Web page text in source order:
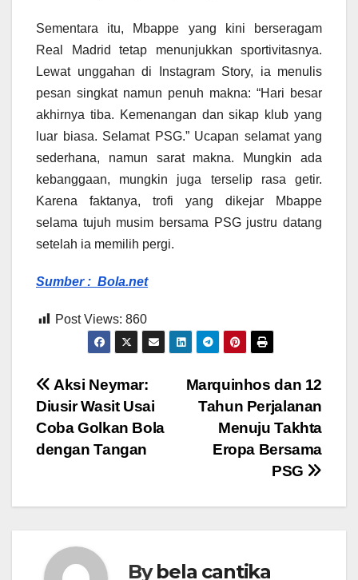
Sementara itu, Mbappe yang kini berseragam
Real Madrid tetap menunjukkan sportivitasnya.
Lewat unggahan di Instagram Story, ia menulis
pesan singkat namun penuh makna: “Hari besar
akhirnya tiba. Kemenangan dan sikap klub yang
luar biasa. Selamat PSG.” Ucapan selamat yang
sederhana, namun sarat makna. Mungkin ada
kebanggaan, mungkin juga terselip rasa getir.
Karena faktanya, trofi yang dikejar Mbappe
selama tujuh musim bersama PSG justru datang
setelah ia memilih pergi.
Sumber : Bola.net
Post Views: 860
Post
navigation
Marquinhos dan 12
Tahun Perjalanan
Menuju Takhta
Eropa Bersama
PSG
Aksi Neymar:
Diusir Wasit Usai
Coba Golkan Bola
dengan Tangan
Bybela cantika